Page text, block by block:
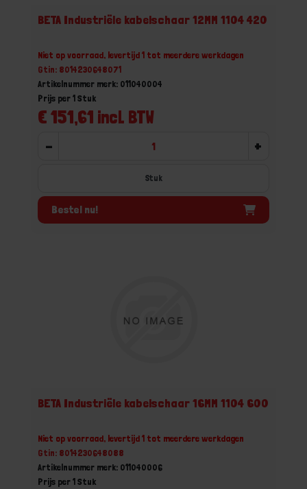
BETA Industriële kabelschaar 12MM 1104 420
Niet op voorraad, levertijd 1 tot meerdere werkdagen
Gtin: 8014230648071
Artikelnummer merk: 011040004
€ 151,61 incl. BTW
Prijs per 1 Stuk
- +
Stuk
Bestel nu!
BETA Industriële kabelschaar 16MM 1104 600
Niet op voorraad, levertijd 1 tot meerdere werkdagen
Gtin: 8014230648088
Artikelnummer merk: 011040006
Prijs per 1 Stuk